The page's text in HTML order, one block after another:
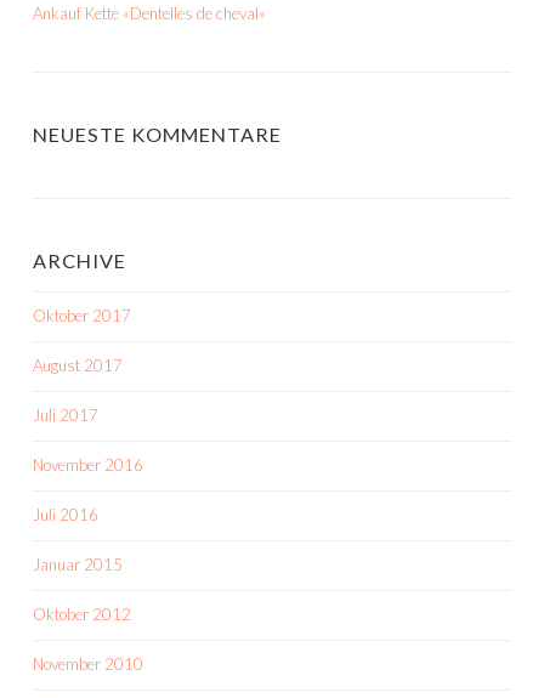
Ankauf Kette «Dentelles de cheval»
NEUESTE KOMMENTARE
ARCHIVE
Oktober 2017
August 2017
Juli 2017
November 2016
Juli 2016
Januar 2015
Oktober 2012
November 2010